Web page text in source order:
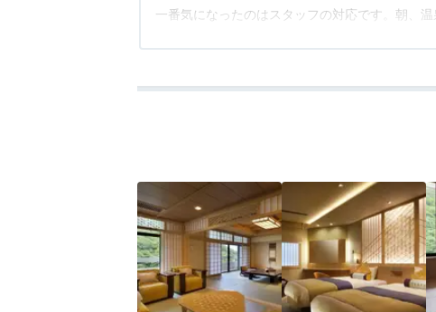
一番気になったのはスタッフの対応です。朝、
ようございますと言わず、私達を見ることもあ